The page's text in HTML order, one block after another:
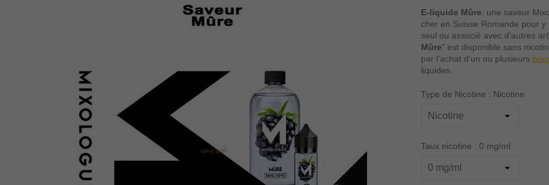
E-liquide Mûre , une saveur
cher en Suisse Romande pour
seul ou associé avec d'autres
Mûre" est disponible sans
par l'achat d'un ou plusieurs
liquides.
Type de Nicotine : Nicotine
Taux nicotine : 0 mg/ml